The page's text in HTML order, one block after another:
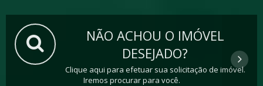
NÃO ACHOU O IMÓVEL
DESEJADO?
Clique aqui para efetuar sua solicitação de imóvel.
Iremos procurar para você.